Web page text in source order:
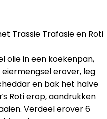
Trassie Trafasie en Roti
olie in een koekenpan,
erover, leg
en bak het halve
Roti erop, aandrukken
Verdeel erover 6